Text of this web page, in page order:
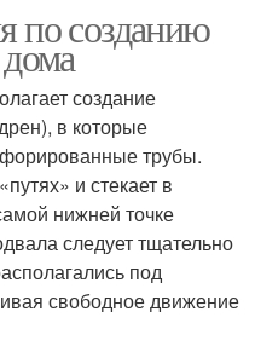
по созданию
создание
в которые
трубы.
и стекает в
нижней точке
следует тщательно
под
свободное движение